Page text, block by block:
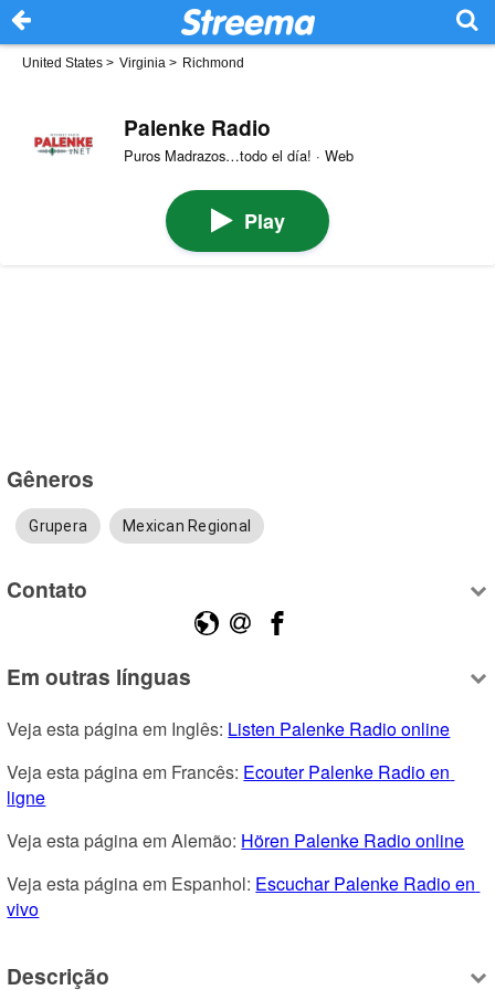
United States > Virginia > Richmond
Palenke Radio
Puros Madrazos…todo el día! · Web
Play
Gêneros
Grupera Mexican Regional
Contato
Em outras línguas
Veja esta página em Inglês: Listen Palenke Radio online
Veja esta página em Francês: Ecouter Palenke Radio en
ligne
Veja esta página em Alemão: Hören Palenke Radio online
Veja esta página em Espanhol: Escuchar Palenke Radio en
vivo
Descrição